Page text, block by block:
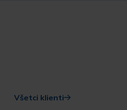
Všetci klienti